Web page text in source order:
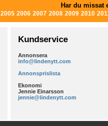
Har du missat
2005 2006 2007 2008 2009 2010
Kundservice
Annonsera
info@lindenytt.com
Annonsprislista
Ekonomi
Jennie Einarsson
jennie@lindenytt.com